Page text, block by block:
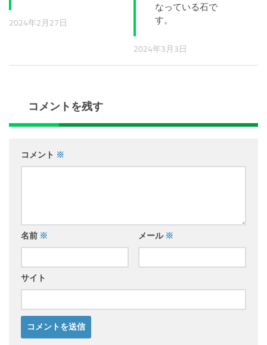
2024年2月27日
なっている石で
す。
2024年3月3日
コメントを残す
コメント ※
名前 ※ メール ※
サイト